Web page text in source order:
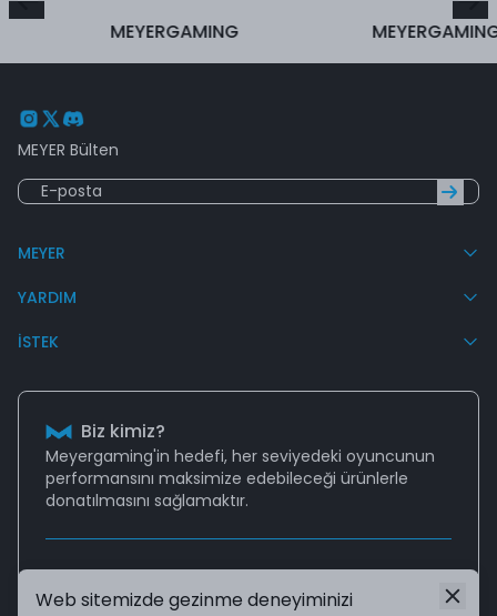
Web sitemizde gezinme deneyiminizi
MEYERGAMING MEYERGAMING
MEYER Bülten
MEYER
YARDIM
İSTEK
Biz kimiz?
Meyergaming'in hedefi, her seviyedeki oyuncunun
performansını maksimize edebileceği ürünlerle
donatılmasını sağlamaktır.
Aklınıza takılan tüm sorularınız için